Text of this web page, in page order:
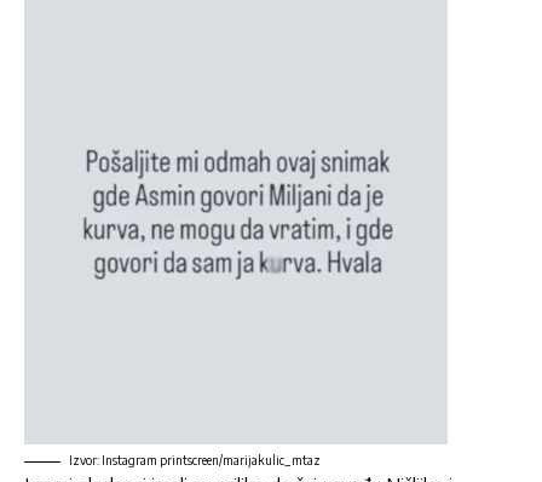
Izvor: Instagram printscreen/marijakulic_mtaz